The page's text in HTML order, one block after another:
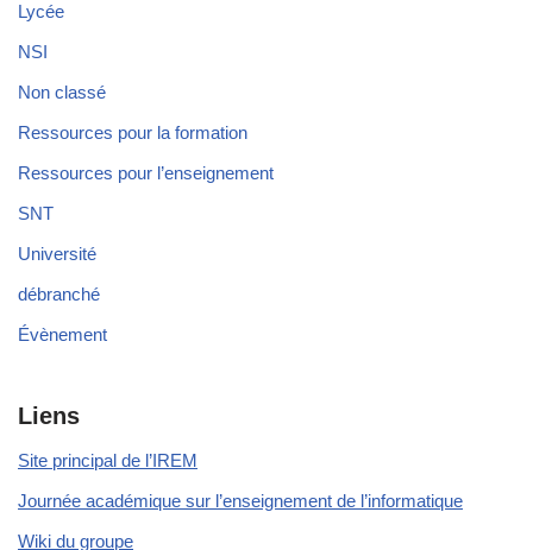
Lycée
NSI
Non classé
Ressources pour la formation
Ressources pour l’enseignement
SNT
Université
débranché
Évènement
Liens
Site principal de l’IREM
Journée académique sur l’enseignement de l’informatique
Wiki du groupe